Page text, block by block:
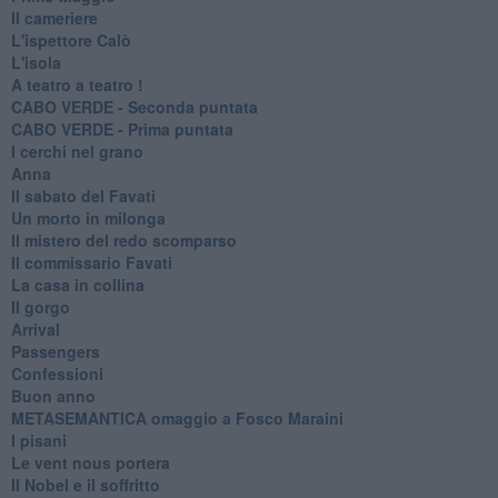
Il cameriere
L'ispettore Calò
L'isola
A teatro a teatro !
CABO VERDE - Seconda puntata
CABO VERDE - Prima puntata
I cerchi nel grano
Anna
Il sabato del Favati
Un morto in milonga
Il mistero del redo scomparso
Il commissario Favati
La casa in collina
Il gorgo
Arrival
Passengers
Confessioni
Buon anno
METASEMANTICA omaggio a Fosco Maraini
I pisani
Le vent nous portera
Il Nobel e il soffritto